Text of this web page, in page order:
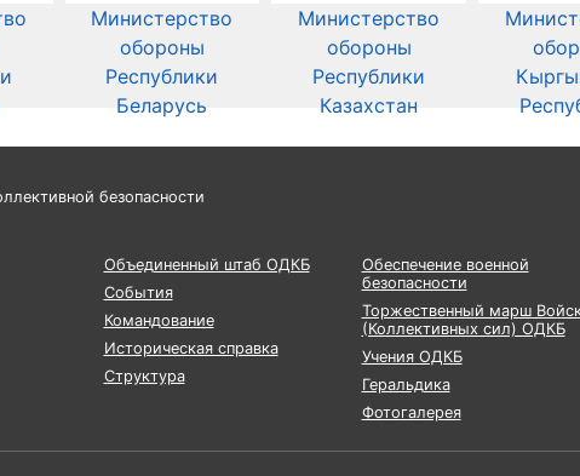
Министерство
обороны
Республики
Беларусь
Министерство
обороны
Республики
Казахстан
безопасности
Объединенный штаб ОДКБ
События
Командование
Историческая справка
Структура
Обеспечение военной
безопасности
Торжественный марш
(Коллективных сил) ОДКБ
Учения ОДКБ
Геральдика
Фотогалерея